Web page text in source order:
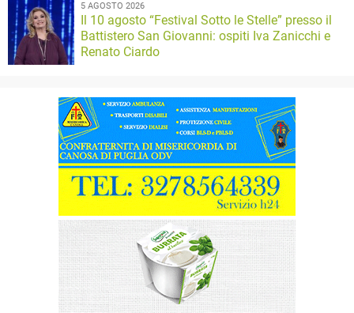
5 AGOSTO 2026
Il 10 agosto “Festival Sotto le Stelle” presso il
Battistero San Giovanni: ospiti Iva Zanicchi e
Renato Ciardo